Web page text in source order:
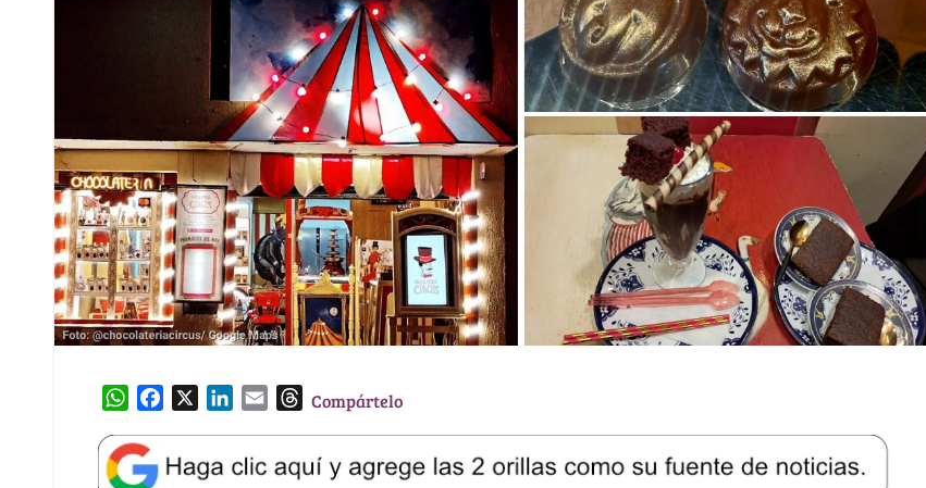
W
a
t
e
k
T
e
Compártelo